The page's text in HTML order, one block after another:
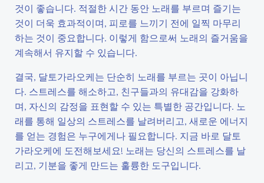
것이 좋습니다. 적절한 시간 동안 노래를 부르며 즐기는
것이 더욱 효과적이며, 피로를 느끼기 전에 일찍 마무리
하는 것이 중요합니다. 이렇게 함으로써 노래의 즐거움을
계속해서 유지할 수 있습니다.
결국, 달토가라오케는 단순히 노래를 부르는 곳이 아닙니
다. 스트레스를 해소하고, 친구들과의 유대감을 강화하
며, 자신의 감정을 표현할 수 있는 특별한 공간입니다. 노
래를 통해 일상의 스트레스를 날려버리고, 새로운 에너지
를 얻는 경험은 누구에게나 필요합니다. 지금 바로 달토
가라오케에 도전해보세요! 노래는 당신의 스트레스를 날
리고, 기분을 좋게 만드는 훌륭한 도구입니다.